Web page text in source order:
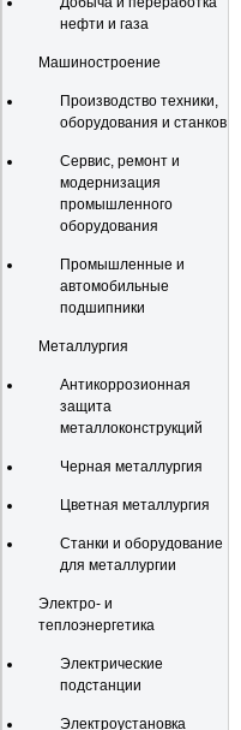
нефти и газа
Машиностроение
Производство техники,
оборудования и станков
Сервис, ремонт и
модернизация
промышленного
оборудования
Промышленные и
автомобильные
подшипники
Металлургия
Антикоррозионная
защита
металлоконструкций
Черная металлургия
Цветная металлургия
Станки и оборудование
для металлургии
Электро- и
теплоэнергетика
Электрические
подстанции
Электроустановка